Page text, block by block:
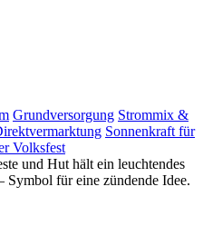
Grundversorgung Strommix &
Sonnenkraft für
Volksfest